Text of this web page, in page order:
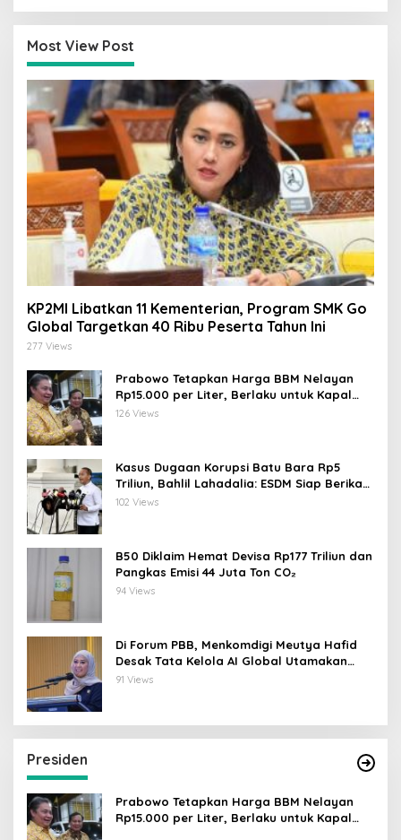
Most View Post
KP2MI Libatkan 11 Kementerian, Program SMK Go
Global Targetkan 40 Ribu Peserta Tahun Ini
277 Views
Prabowo Tetapkan Harga BBM Nelayan
Rp15.000 per Liter, Berlaku untuk Kapal
30-200 GT
126 Views
Kasus Dugaan Korupsi Batu Bara Rp5
Triliun, Bahlil Lahadalia: ESDM Siap Berikan
Data
102 Views
B50 Diklaim Hemat Devisa Rp177 Triliun dan
Pangkas Emisi 44 Juta Ton CO₂
94 Views
Di Forum PBB, Menkomdigi Meutya Hafid
Desak Tata Kelola AI Global Utamakan
Perlindungan Anak
91 Views
Presiden
Prabowo Tetapkan Harga BBM Nelayan
Rp15.000 per Liter, Berlaku untuk Kapal